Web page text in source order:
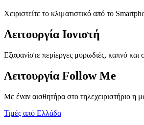
Χειριστείτε το κλιματιστικό από το
Λειτουργία Ιονιστή
Εξαφανίστε περίεργες μυρωδιές, καπνό και
Λειτουργία Follow Me
Με έναν αισθητήρα στο τηλεχειριστήριο η
Τιμές από Ελλάδα